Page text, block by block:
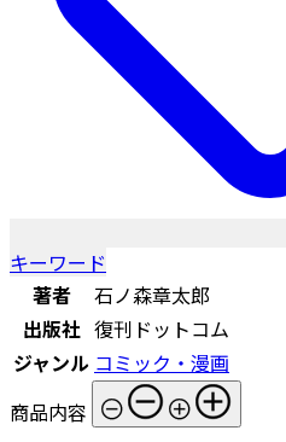
キーワード
著者
石ノ森章太郎
出版社 復刊ドットコム
ジャンル コミック・漫画
商品内容